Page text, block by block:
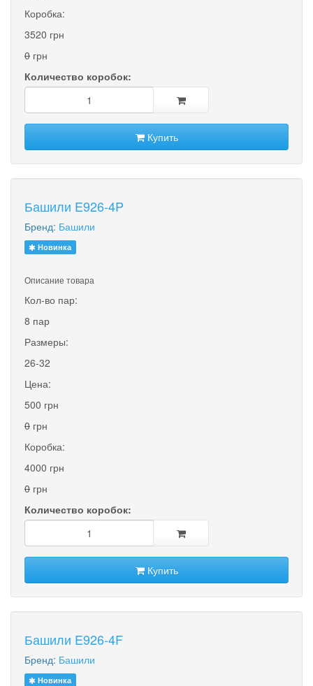
Коробка:
3520 грн
0 грн
Количество коробок:
Купить
Башили E926-4P
Бренд: Башили
Новинка
Описание товара
Кол-во пар:
8 пар
Размеры:
26-32
Цена:
500 грн
0 грн
Коробка:
4000 грн
0 грн
Количество коробок:
Купить
Башили E926-4F
Бренд: Башили
Новинка